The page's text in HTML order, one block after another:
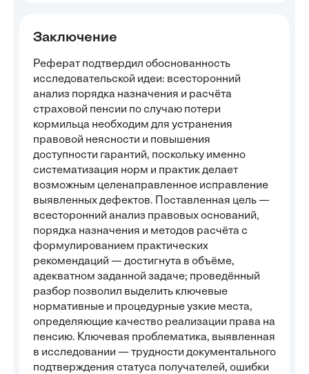
Заключение
Реферат подтвердил обоснованность
исследовательской идеи: всесторонний
анализ порядка назначения и расчёта
страховой пенсии по случаю потери
кормильца необходим для устранения
правовой неясности и повышения
доступности гарантий, поскольку именно
систематизация норм и практик делает
возможным целенаправленное исправление
выявленных дефектов. Поставленная цель —
всесторонний анализ правовых оснований,
порядка назначения и методов расчёта с
формулированием практических
рекомендаций — достигнута в объёме,
адекватном заданной задаче; проведённый
разбор позволил выделить ключевые
нормативные и процедурные узкие места,
определяющие качество реализации права на
пенсию. Ключевая проблематика, выявленная
в исследовании — трудности документального
подтверждения статуса получателей, ошибки